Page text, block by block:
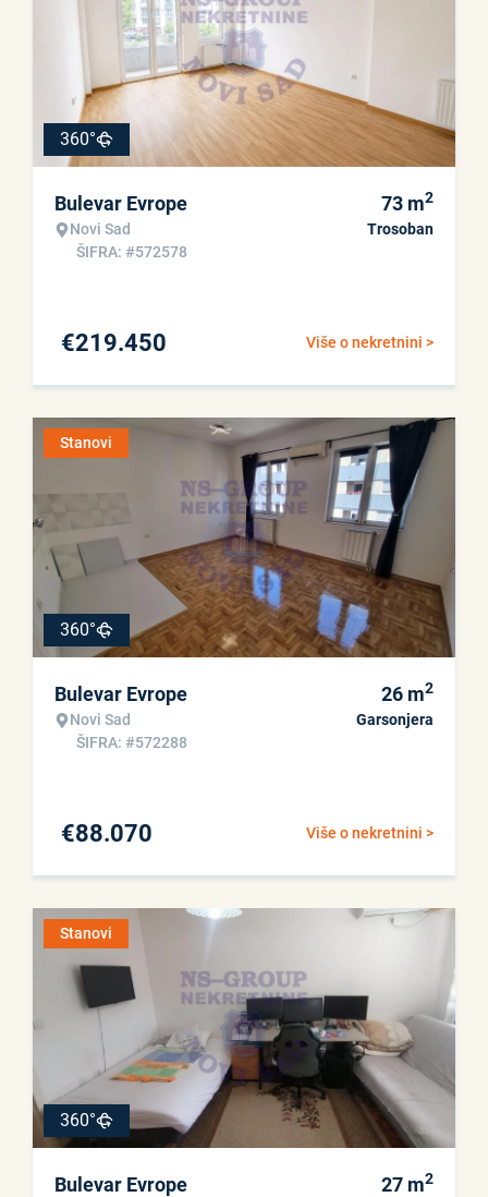
360°
Bulevar Evrope
Novi Sad
ŠIFRA: #572578
73 m2
Trosoban
Više o nekretnini >
€219.450
Stanovi
360°
Bulevar Evrope
Novi Sad
ŠIFRA: #572288
26 m2
Garsonjera
Više o nekretnini >
€88.070
Stanovi
360°
Bulevar Evrope 27 m2